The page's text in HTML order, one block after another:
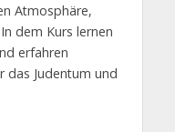
Atmosphäre,
dem Kurs lernen
erfahren
das Judentum und